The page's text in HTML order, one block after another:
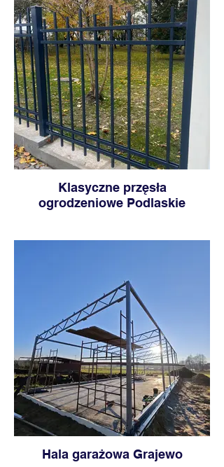
Klasyczne przęsła
ogrodzeniowe Podlaskie
Hala garażowa Grajewo